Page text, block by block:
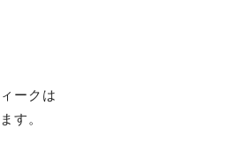
ークは
す。